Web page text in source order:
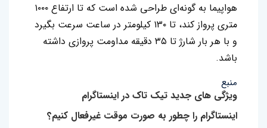
هواپیما به گونه‌ای طراحی شده است که تا ارتفاع ۱۰۰۰
متری پرواز کند، تا ۱۳۰ کیلومتر در ساعت سرعت بگیرد
و با هر بار شارژ تا ۳۵ دقیقه مداومت پروازی داشته
باشد.
منبع
ویژگی های جدید تیک تاک در اینستاگرام
اینستاگرام را چطور به صورت موقت غیرفعال کنیم؟